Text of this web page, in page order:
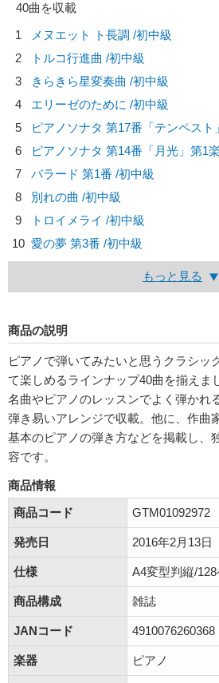
40曲を収載
1
メヌエット ト長調 /初中級
2
トルコ行進曲 /初中級
3
きらきら星変奏曲 /初中級
4
エリーゼのために /初中級
5
ピアノソナタ 第17番「テンペスト
6
ピアノソナタ 第14番「月光」第1
7
バラード 第1番 /初中級
8
別れの曲 /初中級
9
トロイメライ /初中級
10 愛の夢 第3番 /初中級
もっと見る
商品の説明
ピアノで弾いてみたいと思うクラシッ
て楽しめるラインナップ40曲を揃えま
名曲やピアノのレッスンでよく弾かれ
弾き易いアレンジで収載。他に、作曲
基本のピアノの弾き方などを掲載し、
容です。
商品情報
商品コード
GTM01092972
発売日 2016年2月13日
仕様 A4変型判縦/
商品構成 雑誌
JANコード 4910076260368
楽器 ピアノ